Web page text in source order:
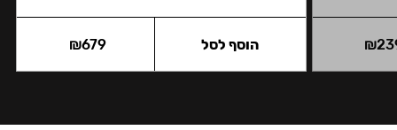
₪
₪679 הוסף לסל